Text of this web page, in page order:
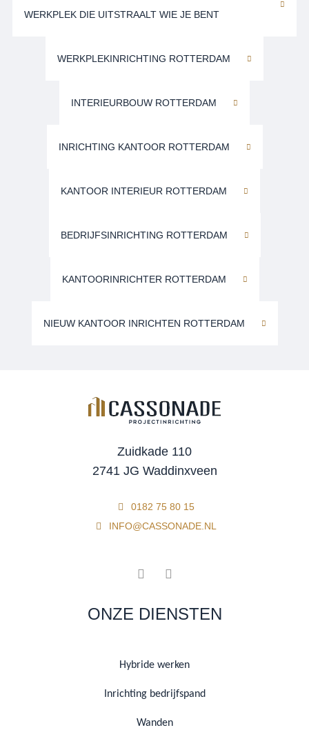
WERKPLEK DIE UITSTRAALT WIE JE BENT
WERKPLEKINRICHTING ROTTERDAM
INTERIEURBOUW ROTTERDAM
INRICHTING KANTOOR ROTTERDAM
KANTOOR INTERIEUR ROTTERDAM
BEDRIJFSINRICHTING ROTTERDAM
KANTOORINRICHTER ROTTERDAM
NIEUW KANTOOR INRICHTEN ROTTERDAM
Zuidkade 110
2741 JG Waddinxveen
0182 75 80 15
INFO@CASSONADE.NL
ONZE DIENSTEN
Hybride werken
Inrichting bedrijfspand
Wanden